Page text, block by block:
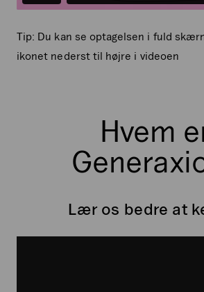
Tip: Du kan se optagelsen i fuld
ikonet nederst til højre i videoen
Hvem
Lær os bedre at